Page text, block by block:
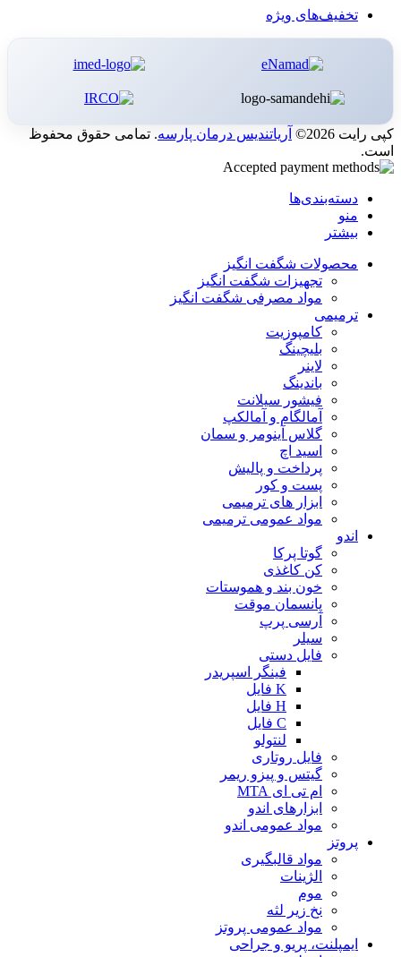
تخفیف‌های ویژه
کپی رایت 2026© آریاتندیس درمان پارسه. تمامی حقوق محفوظ
است.
دسته‌بندی‌ها
منو
بیشتر
محصولات شگفت انگیز
تجهیزات شگفت انگیز
مواد مصرفی شگفت انگیز
ترمیمی
کامپوزیت
بلیچینگ
لاینر
باندینگ
فیشور سیلانت
آمالگام و آمالکپ
گلاس آینومر و سمان
اسید اچ
پرداخت و پالیش
پست و کور
ابزار های ترمیمی
مواد عمومی ترمیمی
اندو
گوتا پرکا
کن کاغذی
خون بند و هموستات
پانسمان موقت
آرسی پرپ
سیلر
فایل دستی
فینگر اسپریدر
K فایل
H فایل
C فایل
لنتولو
فایل روتاری
گیتس و پیزو ریمر
ام تی ای MTA
ابزارهای اندو
مواد عمومی اندو
پروتز
مواد قالبگیری
الژینات
موم
نخ زیر لثه
مواد عمومی پروتز
ایمپلنت، پریو و جراحی